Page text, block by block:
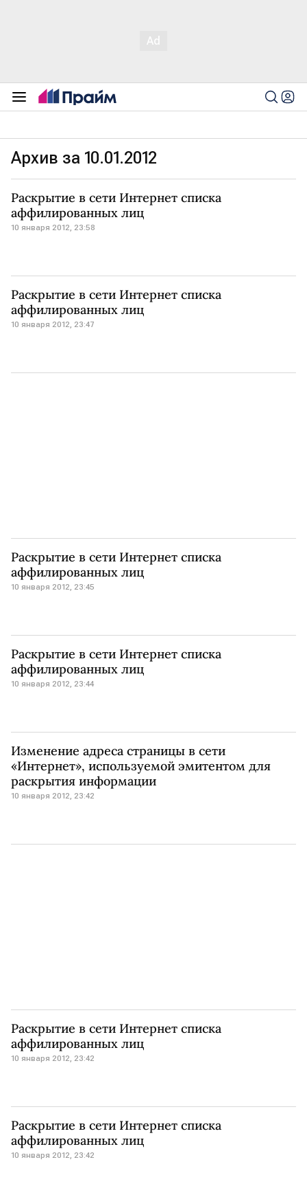
Архив за 10.01.2012
Раскрытие в сети Интернет списка
аффилированных лиц
10 января 2012, 23:58
Раскрытие в сети Интернет списка
аффилированных лиц
10 января 2012, 23:47
Раскрытие в сети Интернет списка
аффилированных лиц
10 января 2012, 23:45
Раскрытие в сети Интернет списка
аффилированных лиц
10 января 2012, 23:44
Изменение адреса страницы в сети
«Интернет», используемой эмитентом для
раскрытия информации
10 января 2012, 23:42
Раскрытие в сети Интернет списка
аффилированных лиц
10 января 2012, 23:42
Раскрытие в сети Интернет списка
аффилированных лиц
10 января 2012, 23:42